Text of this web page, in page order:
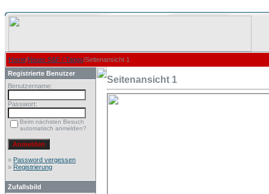
Home/Neuer S&F / Tango/Seitenansicht 1
Registrierte Benutzer
Benutzername:
Passwort:
Beim nächsten Besuch
automatisch anmelden?
» Password vergessen
» Registrierung
Zufallsbild
Seitenansicht 1